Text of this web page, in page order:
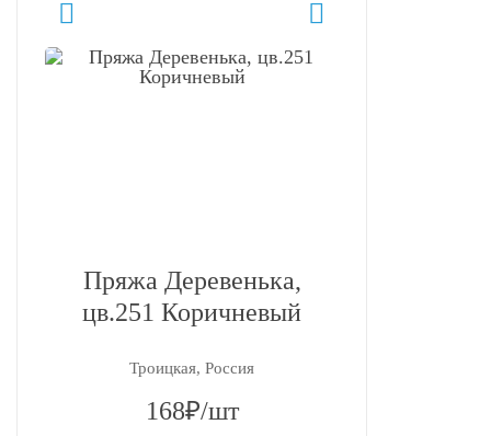
Пряжа Деревенька,
цв.251 Коричневый
Троицкая, Россия
168₽/шт